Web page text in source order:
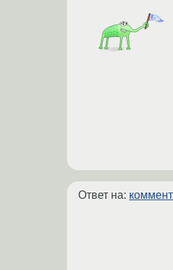
Ответ на: